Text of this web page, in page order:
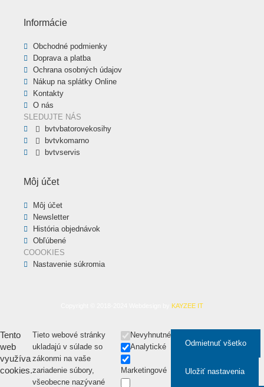
Informácie
Obchodné podmienky
Doprava a platba
Ochrana osobných údajov
Nákup na splátky Online
Kontakty
O nás
SLEDUJTE NÁS
bvtvbatorovekosihy
bvtvkomarno
bvtvservis
Môj účet
Môj účet
Newsletter
História objednávok
Obľúbené
COOOKIES
Nastavenie súkromia
KAYZEE IT
Tento
web
využíva
cookies.
Tieto webové stránky
ukladajú v súlade so
zákonmi na vaše
zariadenie súbory,
všeobecne nazývané
Nevyhnutné
Analytické
Marketingové
Odmietnuť všetko
Uložiť nastavenia